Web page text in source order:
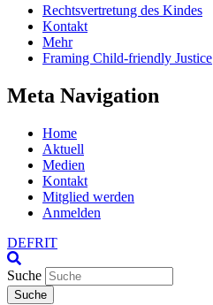
Rechtsvertretung des Kindes
Kontakt
Mehr
Framing Child-friendly Justice
Meta Navigation
Home
Aktuell
Medien
Kontakt
Mitglied werden
Anmelden
DEFRIT
Suche
Suche